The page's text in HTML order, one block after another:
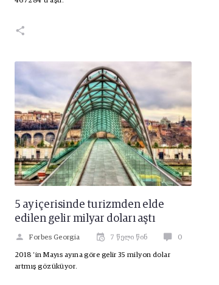
5 ay içerisinde turizmden elde
edilen gelir milyar doları aştı
Forbes Georgia 7 წელი წინ 0
2018 ‘in Mayıs ayına göre gelir 35 milyon dolar
artmış gözüküyor.